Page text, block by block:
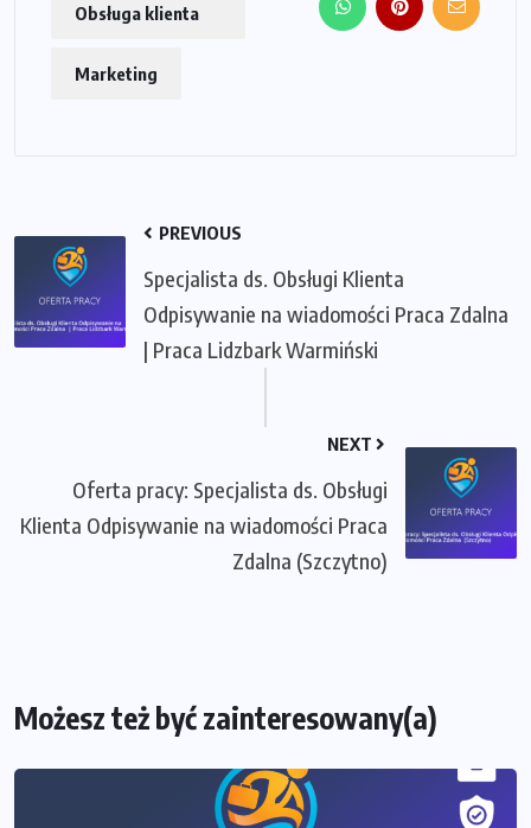
Obsługa klienta
Marketing
PREVIOUS
Specjalista ds. Obsługi Klienta
Odpisywanie na wiadomości Praca Zdalna
| Praca Lidzbark Warmiński
NEXT
Oferta pracy: Specjalista ds. Obsługi
Klienta Odpisywanie na wiadomości Praca
Zdalna (Szczytno)
Możesz też być zainteresowany(a)